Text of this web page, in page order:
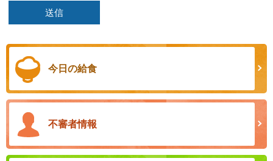
今日の給食
不審者情報